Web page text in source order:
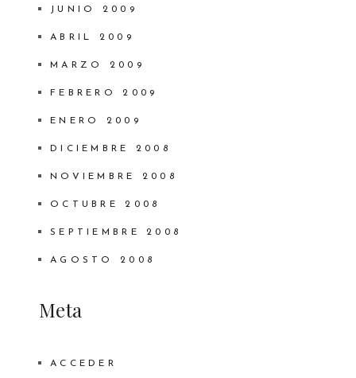
JUNIO 2009
ABRIL 2009
MARZO 2009
FEBRERO 2009
ENERO 2009
DICIEMBRE 2008
NOVIEMBRE 2008
OCTUBRE 2008
SEPTIEMBRE 2008
AGOSTO 2008
Meta
ACCEDER